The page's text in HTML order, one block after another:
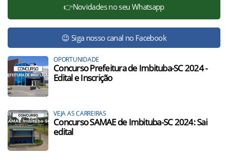
👉Novidades no seu Whatsapp
😉 Siga nosso canal no Facebook
OPORTUNIDADE
Concurso Prefeitura de Imbituba-SC 2024 -
Edital e Inscrição
VEJA AS CARREIRAS
Concurso SAMAE de Imbituba-SC 2024: Sai
edital